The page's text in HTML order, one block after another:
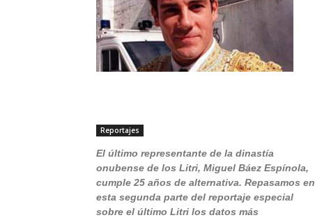
Reportajes
El último representante de la dinastía
onubense de los Litri, Miguel Báez Espínola,
cumple 25 años de alternativa. Repasamos en
esta segunda parte del reportaje especial
sobre el último Litri los datos más